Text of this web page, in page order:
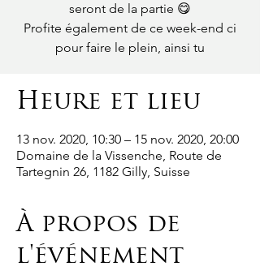
seront de la partie 😋
Profite également de ce week-end ci
pour faire le plein, ainsi tu
Heure et lieu
13 nov. 2020, 10:30 – 15 nov. 2020, 20:00
Domaine de la Vissenche, Route de
Tartegnin 26, 1182 Gilly, Suisse
À propos de
l'événement